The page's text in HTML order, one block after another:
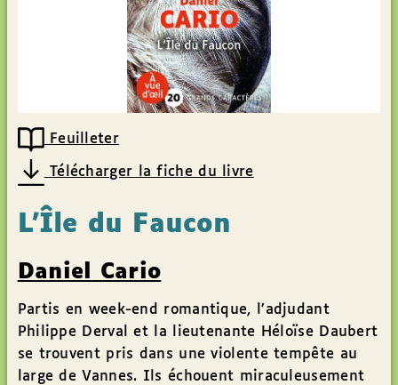
Feuilleter
Télécharger la fiche du livre
L’Île du Faucon
Daniel Cario
Partis en week-end romantique, l’adjudant
Philippe Derval et la lieutenante Héloïse Daubert
se trouvent pris dans une violente tempête au
large de Vannes. Ils échouent miraculeusement